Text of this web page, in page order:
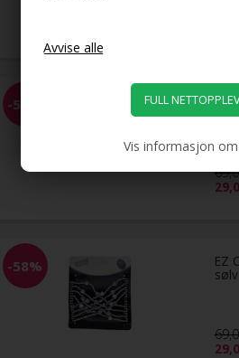
Vis informasjon
-58% EZ
-58% EZ
sølv